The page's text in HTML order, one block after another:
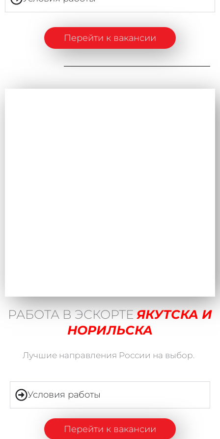
Перейти к вакансии
РАБОТА В ЭСКОРТЕ ЯКУТСКА И
НОРИЛЬСКА
Лучшие направления России на выбор.
Условия работы
Перейти к вакансии